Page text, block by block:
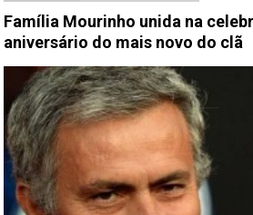
Família Mourinho unida na
aniversário do mais novo do clã